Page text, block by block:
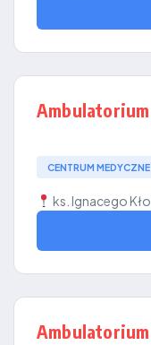
CENTRUM
ks. Ignacego